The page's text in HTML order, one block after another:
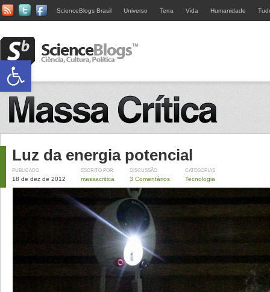
ScienceBlogs Brasil Universo Terra Vida Humanidade
Luz da energia potencial
PUBLICADO
18 de dez de 2012
ESCRITO POR
massacritica
DISCUSSÃO
3 Comentários
CATEGORIAS
Tecnologia
Abrir a barra de ferramentas